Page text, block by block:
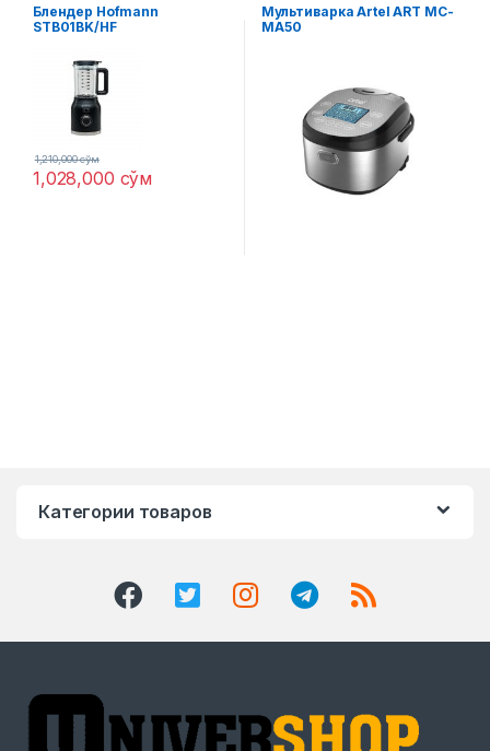
Блендер Hofmann
STB01BK/HF
1,028,000 сўм
1,210,000сўм
Мультиварка Artel ART MC-
MA50
Категории товаров